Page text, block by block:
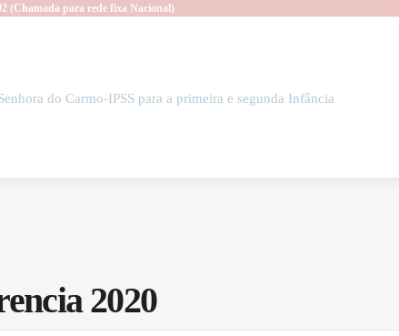
(Chamada para rede fixa Nacional)
2020